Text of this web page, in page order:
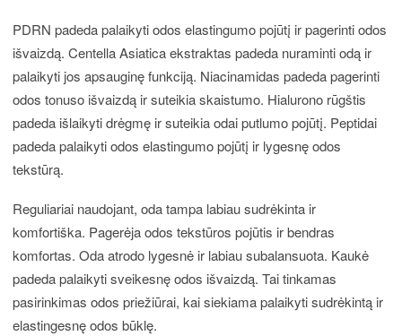
PDRN padeda palaikyti odos elastingumo pojūtį ir pagerinti odos
išvaizdą. Centella Asiatica ekstraktas padeda nuraminti odą ir
palaikyti jos apsauginę funkciją. Niacinamidas padeda pagerinti
odos tonuso išvaizdą ir suteikia skaistumo. Hialurono rūgštis
padeda išlaikyti drėgmę ir suteikia odai putlumo pojūtį. Peptidai
padeda palaikyti odos elastingumo pojūtį ir lygesnę odos
tekstūrą.
Reguliariai naudojant, oda tampa labiau sudrėkinta ir
komfortiška. Pagerėja odos tekstūros pojūtis ir bendras
komfortas. Oda atrodo lygesnė ir labiau subalansuota. Kaukė
padeda palaikyti sveikesnę odos išvaizdą. Tai tinkamas
pasirinkimas odos priežiūrai, kai siekiama palaikyti sudrėkintą ir
elastingesnę odos būklę.